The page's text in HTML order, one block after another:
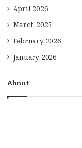
April 2026
March 2026
February 2026
January 2026
About